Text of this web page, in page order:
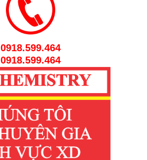
0918.599.464
0918.599.464